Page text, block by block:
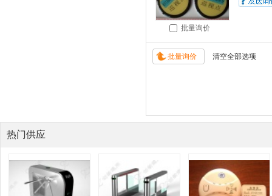
批量询价
热门供应